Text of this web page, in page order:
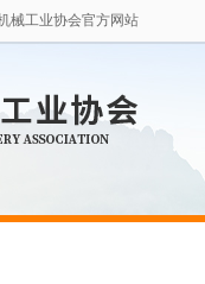
械工业协会官方网站